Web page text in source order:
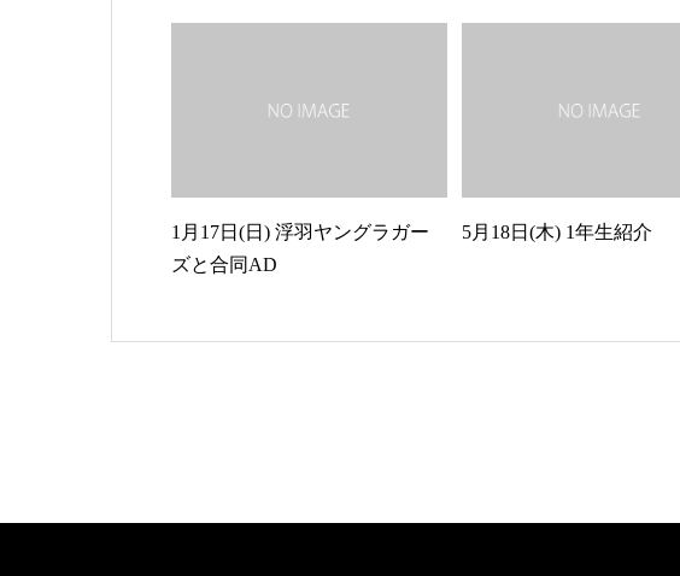
1月17日(日) 浮羽ヤングラガー
ズと合同AD
5月18日(木) 1年生紹介